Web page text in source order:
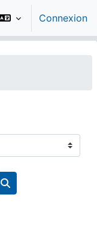
Connexion
Rechercher des